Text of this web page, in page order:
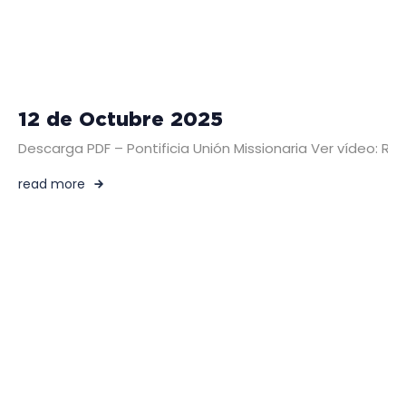
12 de Octubre 2025
Descarga PDF – Pontificia Unión Missionaria Ver vídeo:
read more